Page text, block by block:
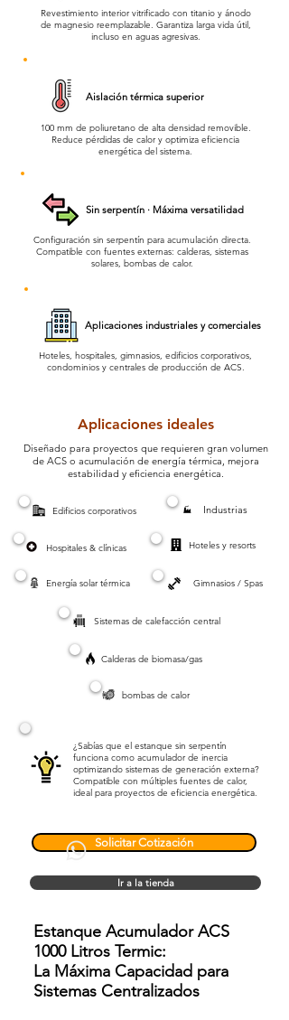
Revestimiento interior vitrificado con titanio y ánodo
de magnesio reemplazable. Garantiza larga vida útil,
incluso en aguas agresivas.
Aislación térmica superior
100 mm de poliuretano de alta densidad removible.
Reduce pérdidas de calor y optimiza eficiencia
energética del sistema.
Sin serpentín · Máxima versatilidad
Configuración sin serpentín para acumulación directa.
Compatible con fuentes externas: calderas, sistemas
solares, bombas de calor.
Aplicaciones industriales y comerciales
Hoteles, hospitales, gimnasios, edificios corporativos,
condominios y centrales de producción de ACS.
Aplicaciones ideales
Diseñado para proyectos que requieren gran volumen
de ACS o acumulación de energía térmica, mejora
estabilidad y eficiencia energética.
Edificios corporativos Industrias
Hospitales & clínicas
Energía solar térmica
Hoteles y resorts
Gimnasios / Spas
Sistemas de calefacción central
Calderas de biomasa/gas
bombas de calor
¿Sabías que el estanque sin serpentín
funciona como acumulador de inercia
optimizando sistemas de generación externa?
Compatible con múltiples fuentes de calor,
ideal para proyectos de eficiencia energética.
Solicitar Cotización
Ir a la tienda
Estanque Acumulador ACS
1000 Litros Termic:
La Máxima Capacidad para
Sistemas Centralizados